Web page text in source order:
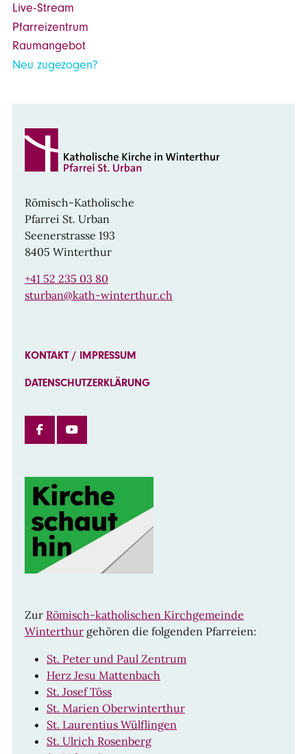
Live-Stream
Pfarreizentrum
Raumangebot
Neu zugezogen?
Römisch-Katholische
Pfarrei St. Urban
Seenerstrasse 193
8405 Winterthur
+41 52 235 03 80
sturban@kath-winterthur.ch
KONTAKT / IMPRESSUM
DATENSCHUTZERKLÄRUNG
FACEBOOK
INSTAGRAM
Zur Römisch-katholischen Kirchgemeinde
Winterthur gehören die folgenden Pfarreien:
St. Peter und Paul Zentrum
Herz Jesu Mattenbach
St. Josef Töss
St. Marien Oberwinterthur
St. Laurentius Wülflingen
St. Ulrich Rosenberg